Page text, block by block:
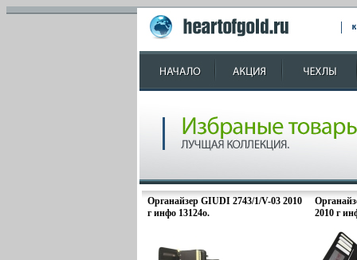
Органайзер GIUDI 2743/1/V-03 2010
г инфо 13124o.
2010 г